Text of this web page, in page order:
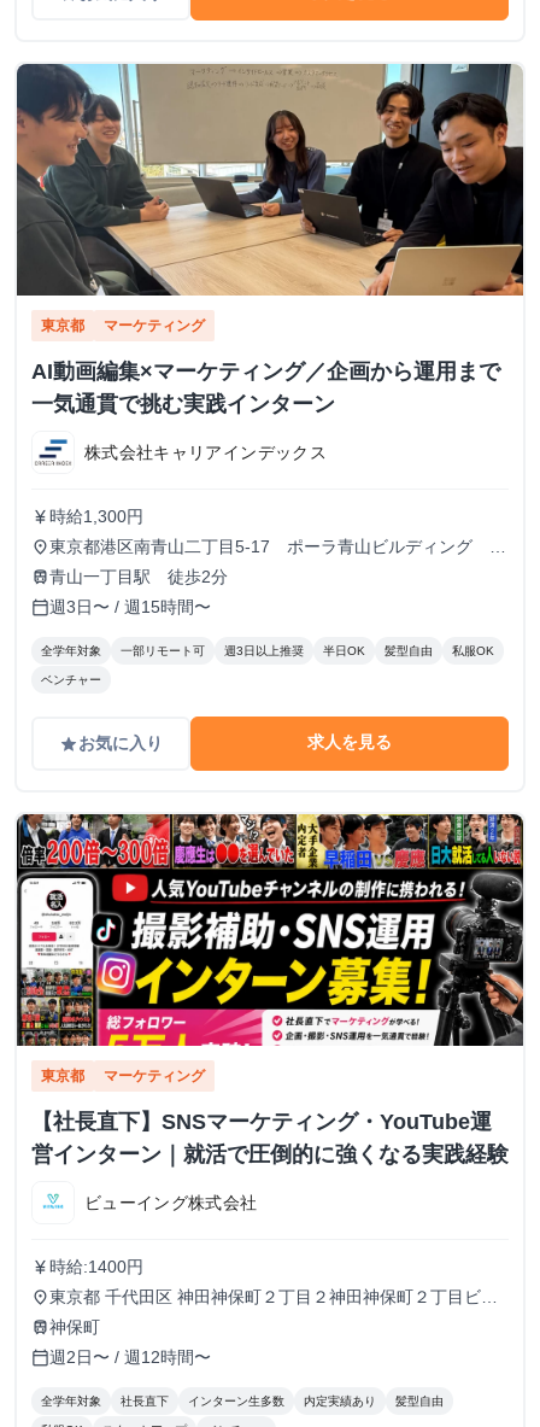
東京都 マーケティング
AI動画編集×マーケティング／企画から運用まで
一気通貫で挑む実践インターン
株式会社キャリアインデックス
currency_yen 時給1,300円
place東京都港区南青山二丁目5-17 ポーラ青山ビルディング
13F
train青山一丁目駅 徒歩2分
calendar_today週3日〜 / 週15時間〜
全学年対象 一部リモート可 週3日以上推奨 半日OK 髪型自由 私服OK
ベンチャー
gradeお気に入り 求人を見る
東京都 マーケティング
【社長直下】SNSマーケティング・YouTube運
営インターン｜就活で圧倒的に強くなる実践経験
ビューイング株式会社
currency_yen 時給:1400円
place東京都 千代田区 神田神保町２丁目２神田神保町２丁目ビル
５０２号室
train神保町
calendar_today週2日〜 / 週12時間〜
全学年対象 社長直下 インターン生多数 内定実績あり 髪型自由